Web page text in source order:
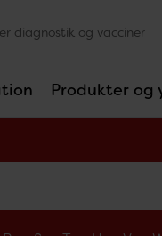
Produkter og
diagnostik og vacciner